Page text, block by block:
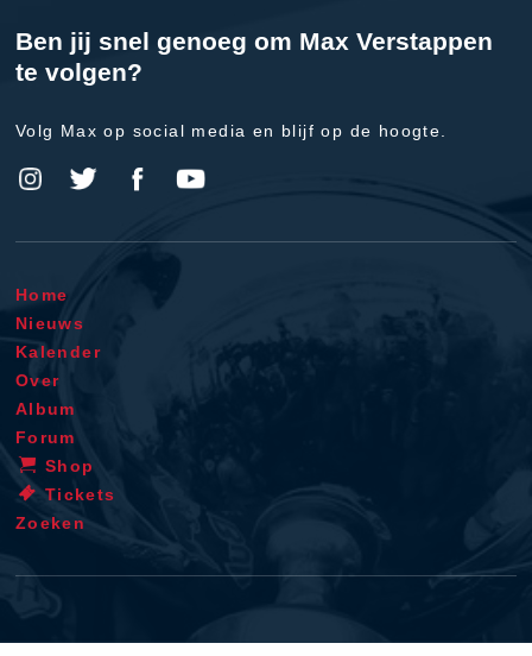
Ben jij snel genoeg om Max Verstappen
te volgen?
Volg Max op social media en blijf op de hoogte.
Home
Nieuws
Kalender
Over
Album
Forum
Shop
Tickets
Zoeken